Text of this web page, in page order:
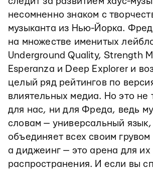
несомненно знаком с
музыканта из Нью-Йорка. Фред
на множестве именитых
Underground Quality, Strength
Esperanza и Deep Explorer и
целый ряд рейтингов по
влиятельных медиа. Но это не
для нас, ни для Фреда, ведь
словам — универсальный
объединяет всех своим
а диджеинг — это арена для их
распространения. И если вы